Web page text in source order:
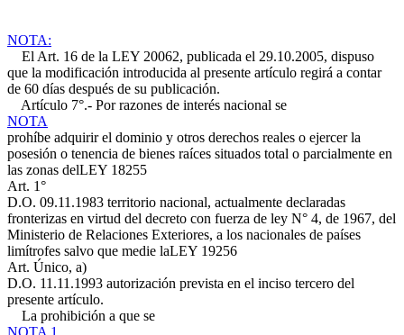
NOTA:
El Art. 16 de la LEY 20062, publicada el 29.10.2005, dispuso
que la modificación introducida al presente artículo regirá a contar
de 60 días después de su publicación.
Artículo 7°.- Por razones de interés nacional se
NOTA
prohíbe adquirir el dominio y otros derechos reales o ejercer la
posesión o tenencia de bienes raíces situados total o parcialmente en
las zonas delLEY 18255
Art. 1°
D.O. 09.11.1983 territorio nacional, actualmente declaradas
fronterizas en virtud del decreto con fuerza de ley N° 4, de 1967, del
Ministerio de Relaciones Exteriores, a los nacionales de países
limítrofes salvo que medie laLEY 19256
Art. Único, a)
D.O. 11.11.1993 autorización prevista en el inciso tercero del
presente artículo.
La prohibición a que se
NOTA 1